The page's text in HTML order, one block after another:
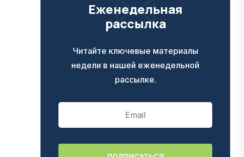
Еженедельная
рассылка
Читайте ключевые материалы
недели в нашей еженедельной
рассылке.